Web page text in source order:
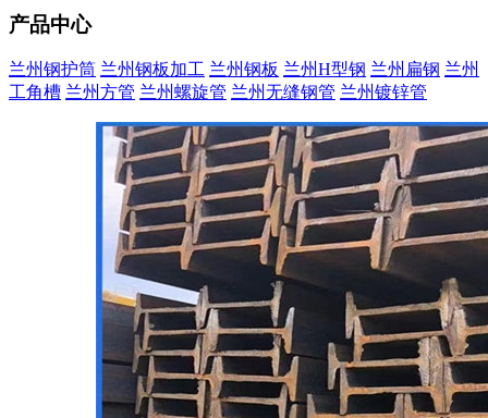
产品中心
兰州钢护筒 兰州钢板加工 兰州钢板 兰州H型钢 兰州扁钢 兰州
工角槽 兰州方管 兰州螺旋管 兰州无缝钢管 兰州镀锌管